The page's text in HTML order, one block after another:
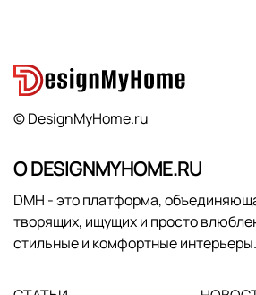
© DesignMyHome.ru
О DESIGNMYHOME.RU
DMH - это платформа,
творящих, ищущих и просто
стильные и комфортные интерьеры.